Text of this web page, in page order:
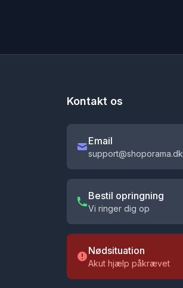
Kontakt os
Email
support@shoporama.dk
Bestil opringning
Vi ringer dig op
Nødsituation
Akut hjælp påkrævet